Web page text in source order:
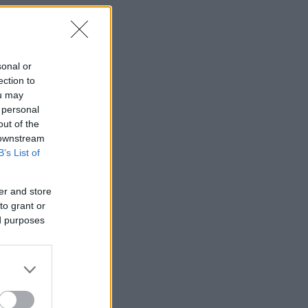
or
to
may
of the
List of
and store
grant or
purposes